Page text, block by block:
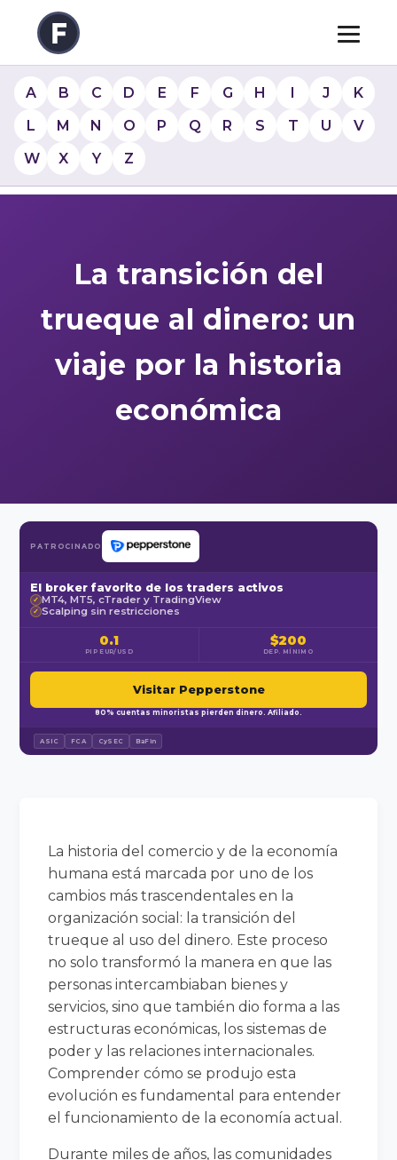
A B C D E F G H I J
K
L
M N O P Q R S T U
V
W
X Y Z
La transición del
trueque al dinero: un
viaje por la historia
económica
PATROCINADO
El broker favorito de los traders activos
✓ MT4, MT5, cTrader y TradingView
✓ Scalping sin restricciones
0.1
PIP EUR/USD
$200
DEP. MÍNIMO
Visitar Pepperstone
80% cuentas minoristas pierden dinero. Afiliado.
ASIC FCA CySEC BaFin
La historia del comercio y de la economía
humana está marcada por uno de los
cambios más trascendentales en la
organización social: la transición del
trueque al uso del dinero. Este proceso
no solo transformó la manera en que las
personas intercambiaban bienes y
servicios, sino que también dio forma a las
estructuras económicas, los sistemas de
poder y las relaciones internacionales.
Comprender cómo se produjo esta
evolución es fundamental para entender
el funcionamiento de la economía actual.
Durante miles de años, las comunidades